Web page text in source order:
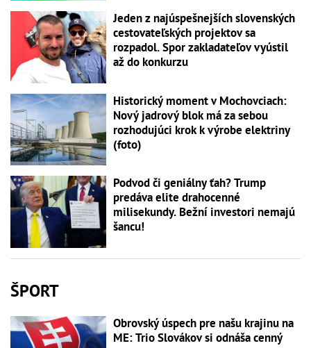
Jeden z najúspešnejších slovenských
cestovateľských projektov sa
rozpadol. Spor zakladateľov vyústil
až do konkurzu
Historický moment v Mochovciach:
Nový jadrový blok má za sebou
rozhodujúci krok k výrobe elektriny
(foto)
Podvod či geniálny ťah? Trump
predáva elite drahocenné
milisekundy. Bežní investori nemajú
šancu!
ŠPORT
Obrovský úspech pre našu krajinu na
ME: Trio Slovákov si odnáša cenný